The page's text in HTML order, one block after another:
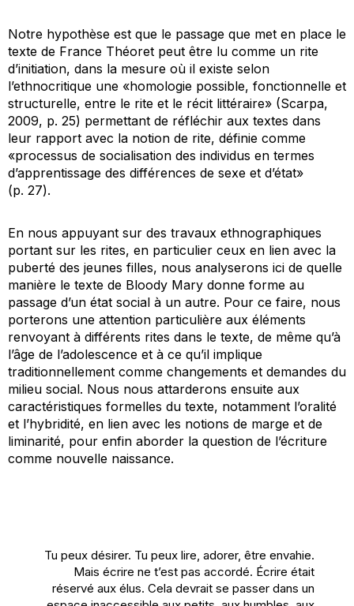
Notre hypothèse est que le passage que met en place le
texte de France Théoret peut être lu comme un rite
d’initiation, dans la mesure où il existe selon
l’ethnocritique une «homologie possible, fonctionnelle et
structurelle, entre le rite et le récit littéraire» (Scarpa,
2009, p. 25) permettant de réfléchir aux textes dans
leur rapport avec la notion de rite, définie comme
«processus de socialisation des individus en termes
d’apprentissage des différences de sexe et d’état»
(p. 27).
En nous appuyant sur des travaux ethnographiques
portant sur les rites, en particulier ceux en lien avec la
puberté des jeunes filles, nous analyserons ici de quelle
manière le texte de Bloody Mary donne forme au
passage d’un état social à un autre. Pour ce faire, nous
porterons une attention particulière aux éléments
renvoyant à différents rites dans le texte, de même qu’à
l’âge de l’adolescence et à ce qu’il implique
traditionnellement comme changements et demandes du
milieu social. Nous nous attarderons ensuite aux
caractéristiques formelles du texte, notamment l’oralité
et l’hybridité, en lien avec les notions de marge et de
liminarité, pour enfin aborder la question de l’écriture
comme nouvelle naissance.
Tu peux désirer. Tu peux lire, adorer, être envahie.
Mais écrire ne t’est pas accordé. Écrire était
réservé aux élus. Cela devrait se passer dans un